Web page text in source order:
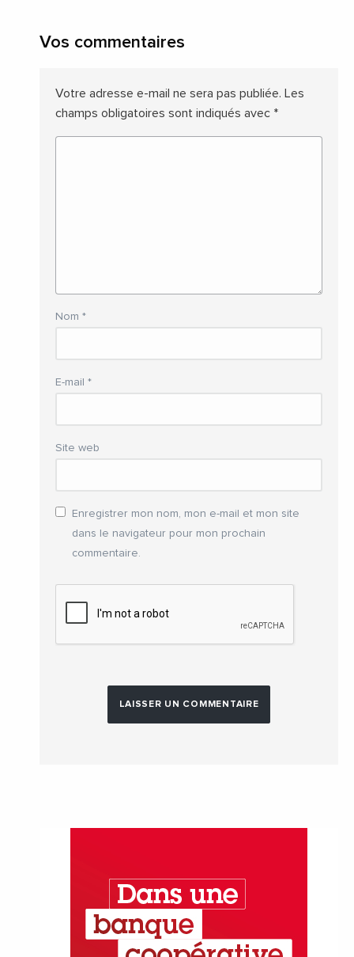
Vos commentaires
Votre adresse e-mail ne sera pas publiée. Les
champs obligatoires sont indiqués avec *
Nom *
E-mail *
Site web
Enregistrer mon nom, mon e-mail et mon site
dans le navigateur pour mon prochain
commentaire.